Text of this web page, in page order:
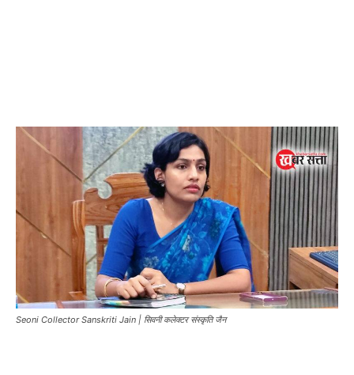
Seoni Collector Sanskriti Jain | सिवनी कलेक्टर संस्कृति जैन